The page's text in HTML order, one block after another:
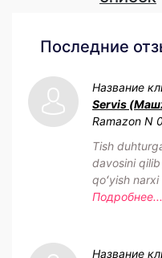
Последние
Название
Servis
Ramazon N
Tish
davosini
qoʻyish narxi
Подробнее...
Название